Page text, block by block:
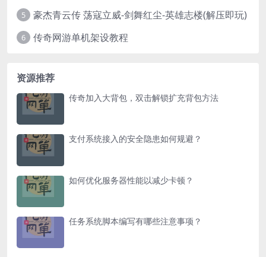
5 豪杰青云传 荡寇立威-剑舞红尘-英雄志楼(解压即玩)
6 传奇网游单机架设教程
资源推荐
传奇加入大背包，双击解锁扩充背包方法
支付系统接入的安全隐患如何规避？
如何优化服务器性能以减少卡顿？
任务系统脚本编写有哪些注意事项？